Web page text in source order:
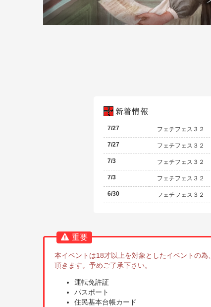
7/27 フェチフェス３２
7/27 フェチフェス３２
7/3 フェチフェス３２
7/3 フェチフェス３２
6/30 フェチフェス３２
重要
本イベントは18才以上を対象としたイベントの
頂きます。予めご了承下さい。
運転免許証
パスポート
住民基本台帳カード